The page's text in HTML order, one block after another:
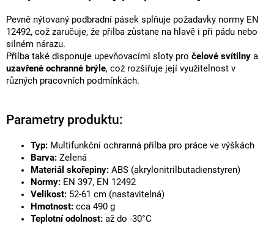
Pevně nýtovaný podbradní pásek splňuje požadavky normy EN
12492, což zaručuje, že přilba zůstane na hlavě i při pádu nebo
silném nárazu.
Přilba také disponuje upevňovacími sloty pro čelové svítilny a
uzavřené ochranné brýle, což rozšiřuje její využitelnost v
různých pracovních podmínkách.
Parametry produktu:
Typ: Multifunkční ochranná přilba pro práce ve výškách
Barva: Zelená
Materiál skořepiny: ABS (akrylonitrilbutadienstyren)
Normy: EN 397, EN 12492
Velikost: 52-61 cm (nastavitelná)
Hmotnost: cca 490 g
Teplotní odolnost: až do -30°C